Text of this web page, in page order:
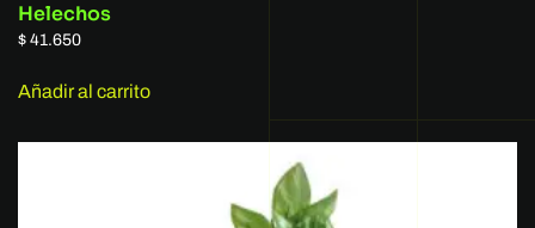
Helechos
$ 41.650
Añadir al carrito